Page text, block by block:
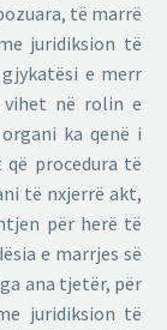
të marrë
juridiksion të
e merr
në rolin e
ka qenë i
procedura të
të nxjerrë akt,
për herë të
e marrjes së
ana tjetër, për
juridiksion të